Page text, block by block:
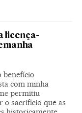
licença-
benefício
com minha
permitiu
o sacrifício que as